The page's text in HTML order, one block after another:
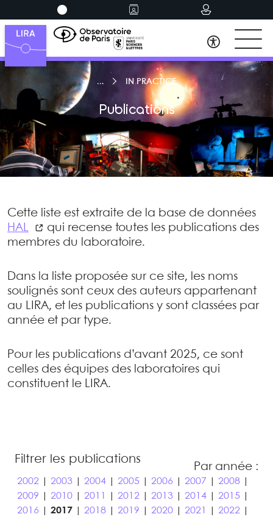
IN PRACTICE
Publications
Cette liste est extraite de la base de données
HAL
qui recense toutes les publications des
membres du laboratoire.
Dans la liste proposée sur ce site, les noms
soulignés sont ceux des auteurs appartenant
au LIRA, et les publications y sont classées par
année et par type.
Pour les publications d’avant 2025, ce sont
celles des équipes des laboratoires qui
constituent le LIRA.
Filtrer les publications
Par année :
2002| 2003| 2004| 2005| 2006 2007 2008|
2009
2010| 2011 2012| 2013| 2014| 2015|
2016
2017| 2018| 2019 2020| 2021 2022|